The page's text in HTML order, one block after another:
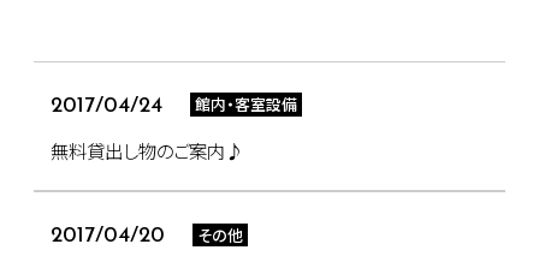
2017/04/24 館内・客室設備
無料貸出し物のご案内♪
2017/04/20 その他